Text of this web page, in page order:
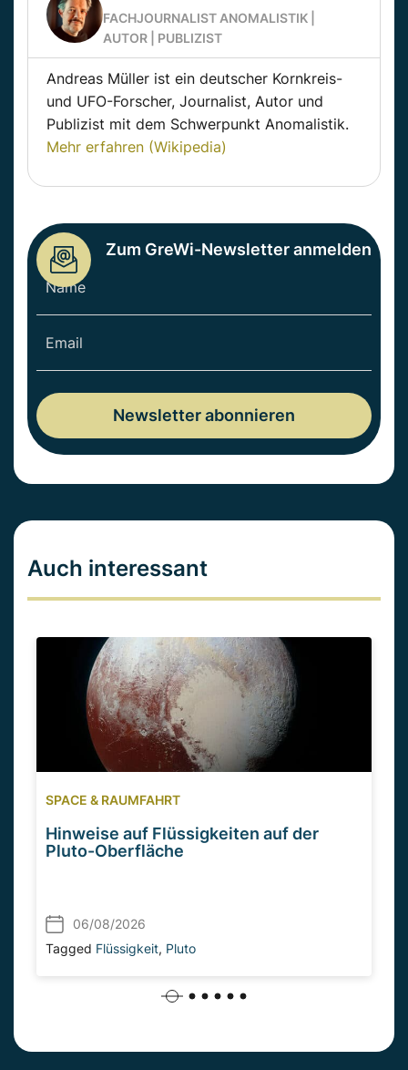
FACHJOURNALIST ANOMALISTIK |
AUTOR | PUBLIZIST
Andreas Müller ist ein deutscher Kornkreis-
und UFO-Forscher, Journalist, Autor und
Publizist mit dem Schwerpunkt Anomalistik.
Mehr erfahren (Wikipedia)
Zum GreWi-Newsletter anmelden
Auch interessant
SPACE & RAUMFAHRT
Hinweise auf Flüssigkeiten auf der
Pluto-Oberfläche
06/08/2026
Tagged Flüssigkeit, Pluto